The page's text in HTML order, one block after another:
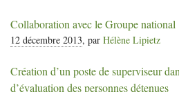
Collaboration avec le Groupe national
12 décembre 2013, par Hélène Lipietz
Création d’un poste de superviseur
d’évaluation des personnes détenues